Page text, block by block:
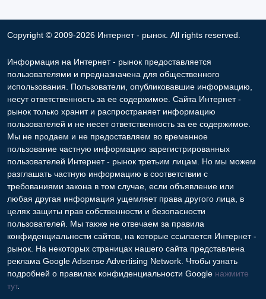
Copyright © 2009-2026 Интернет - рынок. All rights reserved.
Информация на Интернет - рынок предоставляется
пользователями и предназначена для общественного
использования. Пользователи, опубликовавшие информацию,
несут ответственность за ее содержимое. Сайта Интернет -
рынок только хранит и распространяет информацию
пользователей и не несет ответственность за ее содержимое.
Мы не продаем и не предоставляем во временное
пользование частную информацию зарегистрированных
пользователей Интернет - рынок третьим лицам. Но мы можем
разглашать частную информацию в соответствии с
требованиями закона в том случае, если объявление или
любая другая информация ущемляет права другого лица, в
целях защиты прав собственности и безопасности
пользователей. Мы также не отвечаем за правила
конфиденциальности сайтов, на которые ссылается Интернет -
рынок. На некоторых страницах нашего сайта представлена
реклама Google Adsense Advertising Network. Чтобы узнать
подробней о правилах конфиденциальности Google нажмите
тут.